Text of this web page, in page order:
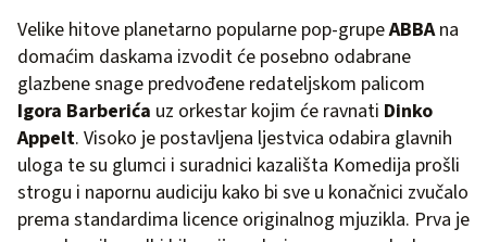
Velike hitove planetarno popularne pop-grupeABBAna
domaćim daskama izvodit će posebno odabrane
glazbene snage predvođene redateljskom palicom
Igora Barberića uz orkestar kojim će ravnati Dinko
Appelt. Visoko je postavljena ljestvica odabira glavnih
uloga te su glumci i suradnici kazališta Komedija prošli
strogu i napornu audiciju kako bi sve u konačnici zvučalo
prema standardima licence originalnog mjuzikla. Prva je